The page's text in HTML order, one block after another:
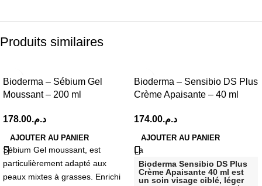
Produits similaires
Bioderma – Sébium Gel
Moussant – 200 ml
د.م.178.00
AJOUTER AU PANIER
Sébium Gel moussant, est
particulièrement adapté aux
peaux mixtes à grasses. Enrichi
Bioderma – Sensibio DS Plus
Crème Apaisante – 40 ml
د.م.174.00
AJOUTER AU PANIER
La
Bioderma Sensibio DS Plus
Crème Apaisante 40 ml est
un soin visage ciblé, léger